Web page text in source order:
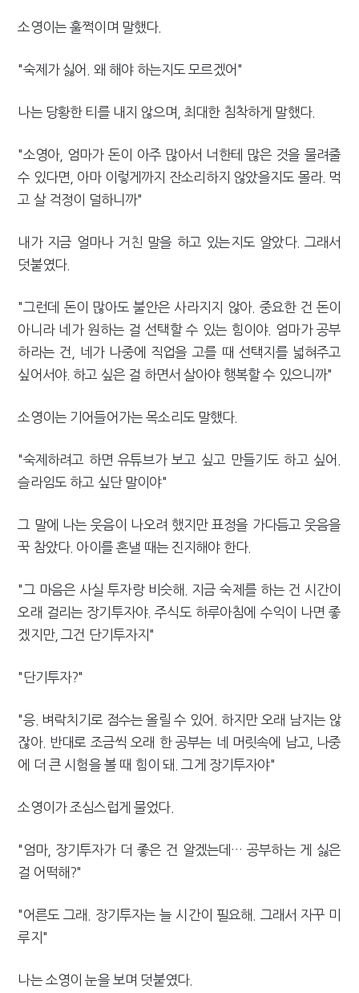
소영이는 훌쩍이며 말했다.
"숙제가 싫어. 왜 해야 하는지도 모르겠어"
나는 당황한 티를 내지 않으며, 최대한 침착하게 말했다.
"소영아, 엄마가 돈이 아주 많아서 너한테 많은 것을 물려줄
수 있다면, 아마 이렇게까지 잔소리하지 않았을지도 몰라. 먹
고 살 걱정이 덜하니까"
내가 지금 얼마나 거친 말을 하고 있는지도 알았다. 그래서
덧붙였다.
"그런데 돈이 많아도 불안은 사라지지 않아. 중요한 건 돈이
아니라 네가 원하는 걸 선택할 수 있는 힘이야. 엄마가 공부
하라는 건, 네가 나중에 직업을 고를 때 선택지를 넓혀주고
싶어서야. 하고 싶은 걸 하면서 살아야 행복할 수 있으니까"
소영이는 기어들어가는 목소리도 말했다.
"숙제하려고 하면 유튜브가 보고 싶고 만들기도 하고 싶어.
슬라임도 하고 싶단 말이야"
그 말에 나는 웃음이 나오려 했지만 표정을 가다듬고 웃음을
꾹 참았다. 아이를 혼낼 때는 진지해야 한다.
"그 마음은 사실 투자랑 비슷해. 지금 숙제를 하는 건 시간이
오래 걸리는 장기투자야. 주식도 하루아침에 수익이 나면 좋
겠지만, 그건 단기투자지"
"단기투자?"
"응. 벼락치기로 점수는 올릴 수 있어. 하지만 오래 남지는 않
잖아. 반대로 조금씩 오래 한 공부는 네 머릿속에 남고, 나중
에 더 큰 시험을 볼 때 힘이 돼. 그게 장기투자야"
소영이가 조심스럽게 물었다.
"엄마, 장기투자가 더 좋은 건 알겠는데… 공부하는 게 싫은
걸 어떡해?"
"어른도 그래. 장기투자는 늘 시간이 필요해. 그래서 자꾸 미
루지"
나는 소영이 눈을 보며 덧붙였다.